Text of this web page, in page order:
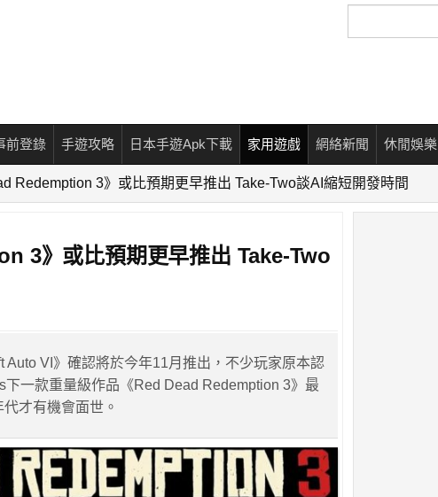
尋
前登錄 手遊攻略 日本手遊Apk下載 家用遊戲 網絡新聞 休閒娛樂
Redemption 3》或比預期更早推出 Take-Two談AI縮短開發時間
3》或比預期更早推出 Take-Two
Auto VI》確認將於今年11月推出，不少玩家原本認
下一款重量級作品《Red Dead Redemption 3》最
才有機會面世。